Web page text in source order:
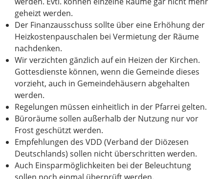
geheizt werden.
Der Finanzausschuss sollte über eine Erhöhung der
Heizkostenpauschalen bei Vermietung der Räume
nachdenken.
Wir verzichten gänzlich auf ein Heizen der Kirchen.
Gottesdienste können, wenn die Gemeinde dieses
vorzieht, auch in Gemeindehäusern abgehalten
werden.
Regelungen müssen einheitlich in der Pfarrei gelten.
Büroräume sollen außerhalb der Nutzung nur vor
Frost geschützt werden.
Empfehlungen des VDD (Verband der Diözesen
Deutschlands) sollen nicht überschritten werden.
Auch Einsparmöglichkeiten bei der Beleuchtung